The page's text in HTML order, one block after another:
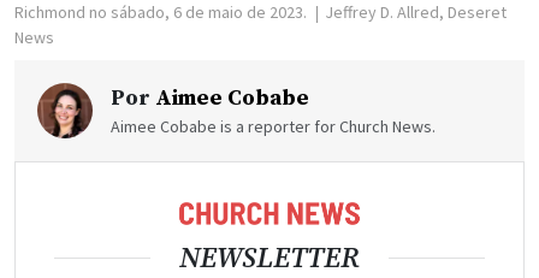
Richmond no sábado, 6 de maio de 2023.
Jeffrey D. Allred, Deseret
News
Por Aimee Cobabe
Aimee Cobabe is a reporter for Church News.
NEWSLETTER